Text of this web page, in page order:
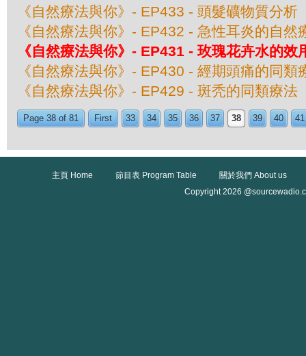
《自然療法與你》- EP433 - 頭髮礦物質分析
《自然療法與你》- EP432 - 急性耳炎的自然
《自然療法與你》- EP431 - 玫瑰花卉水的效
《自然療法與你》- EP430 - 經期頭痛的同類
《自然療法與你》- EP429 - 斑秃的同類療法
Page 38 of 81 First 33 34 35 36 37 38 39 40 41
主頁 Home 節目表 Program Table
關於我們 About us
Copyright 2026